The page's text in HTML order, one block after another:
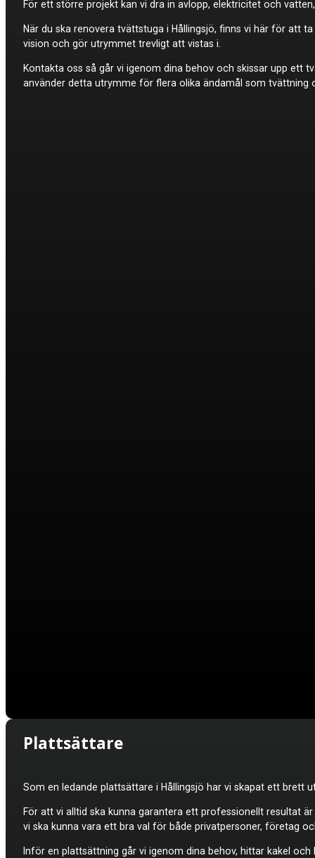
För ett större projekt kan vi dra in avlopp, elektricitet och
När du ska renovera tvättstuga i Hållingsjö, finns vi här för att
vision och gör utrymmet trevligt att vistas i.
Kontakta oss så går vi igenom dina behov och skissar upp ett
använder detta utrymme för flera olika ändamål som tvättning
Plattsättare
Som en ledande plattsättare i Hållingsjö har vi skapat ett
För att vi alltid ska kunna garantera ett professionellt resultat
vi ska kunna vara ett bra val för både privatpersoner, företag
Inför en plattsättning går vi igenom dina behov, hittar kakel